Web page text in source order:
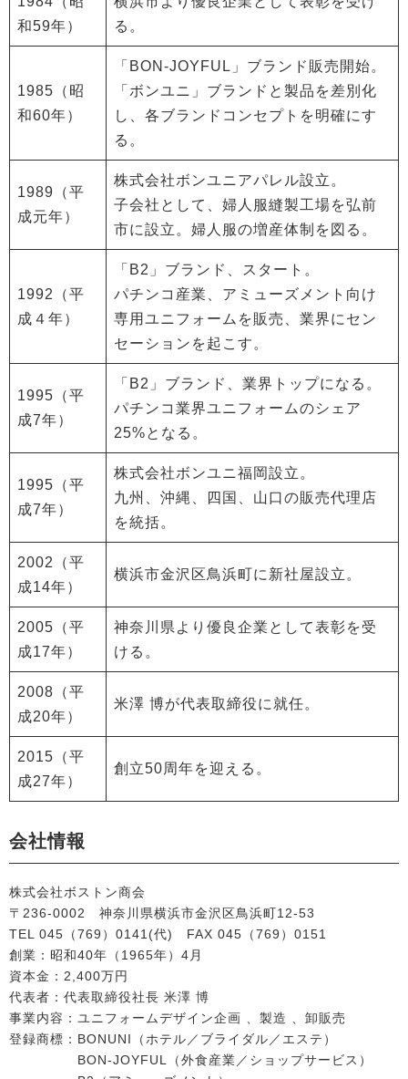
和59年）
る。
1985（昭
和60年）
「BON-JOYFUL」ブランド販売開始。
「ボンユニ」ブランドと製品を差別化
し、各ブランドコンセプトを明確にす
る。
1989（平
成元年）
株式会社ボンユニアパレル設立。
子会社として、婦人服縫製工場を弘前
市に設立。婦人服の増産体制を図る。
1992（平
成４年）
「B2」ブランド、スタート。
パチンコ産業、アミューズメント向け
専用ユニフォームを販売、業界にセン
セーションを起こす。
1995（平
成7年）
「B2」ブランド、業界トップになる。
パチンコ業界ユニフォームのシェア
25%となる。
1995（平
成7年）
株式会社ボンユニ福岡設立。
九州、沖縄、四国、山口の販売代理店
を統括。
2002（平
成14年）
横浜市金沢区鳥浜町に新社屋設立。
2005（平
成17年）
神奈川県より優良企業として表彰を受
ける。
2008（平
成20年）
米澤 博が代表取締役に就任。
2015（平
成27年）
創立50周年を迎える。
会社情報
株式会社ボストン商会
〒236-0002 神奈川県横浜市金沢区鳥浜町12-53
TEL 045（769）0141(代) FAX 045（769）0151
創業：昭和40年（1965年）4月
資本金：2,400万円
代表者：代表取締役社長 米澤 博
事業内容：ユニフォームデザイン企画 、製造 、卸販売
登録商標：BONUNI（ホテル／ブライダル／エステ）
BON-JOYFUL（外食産業／ショップサービス）